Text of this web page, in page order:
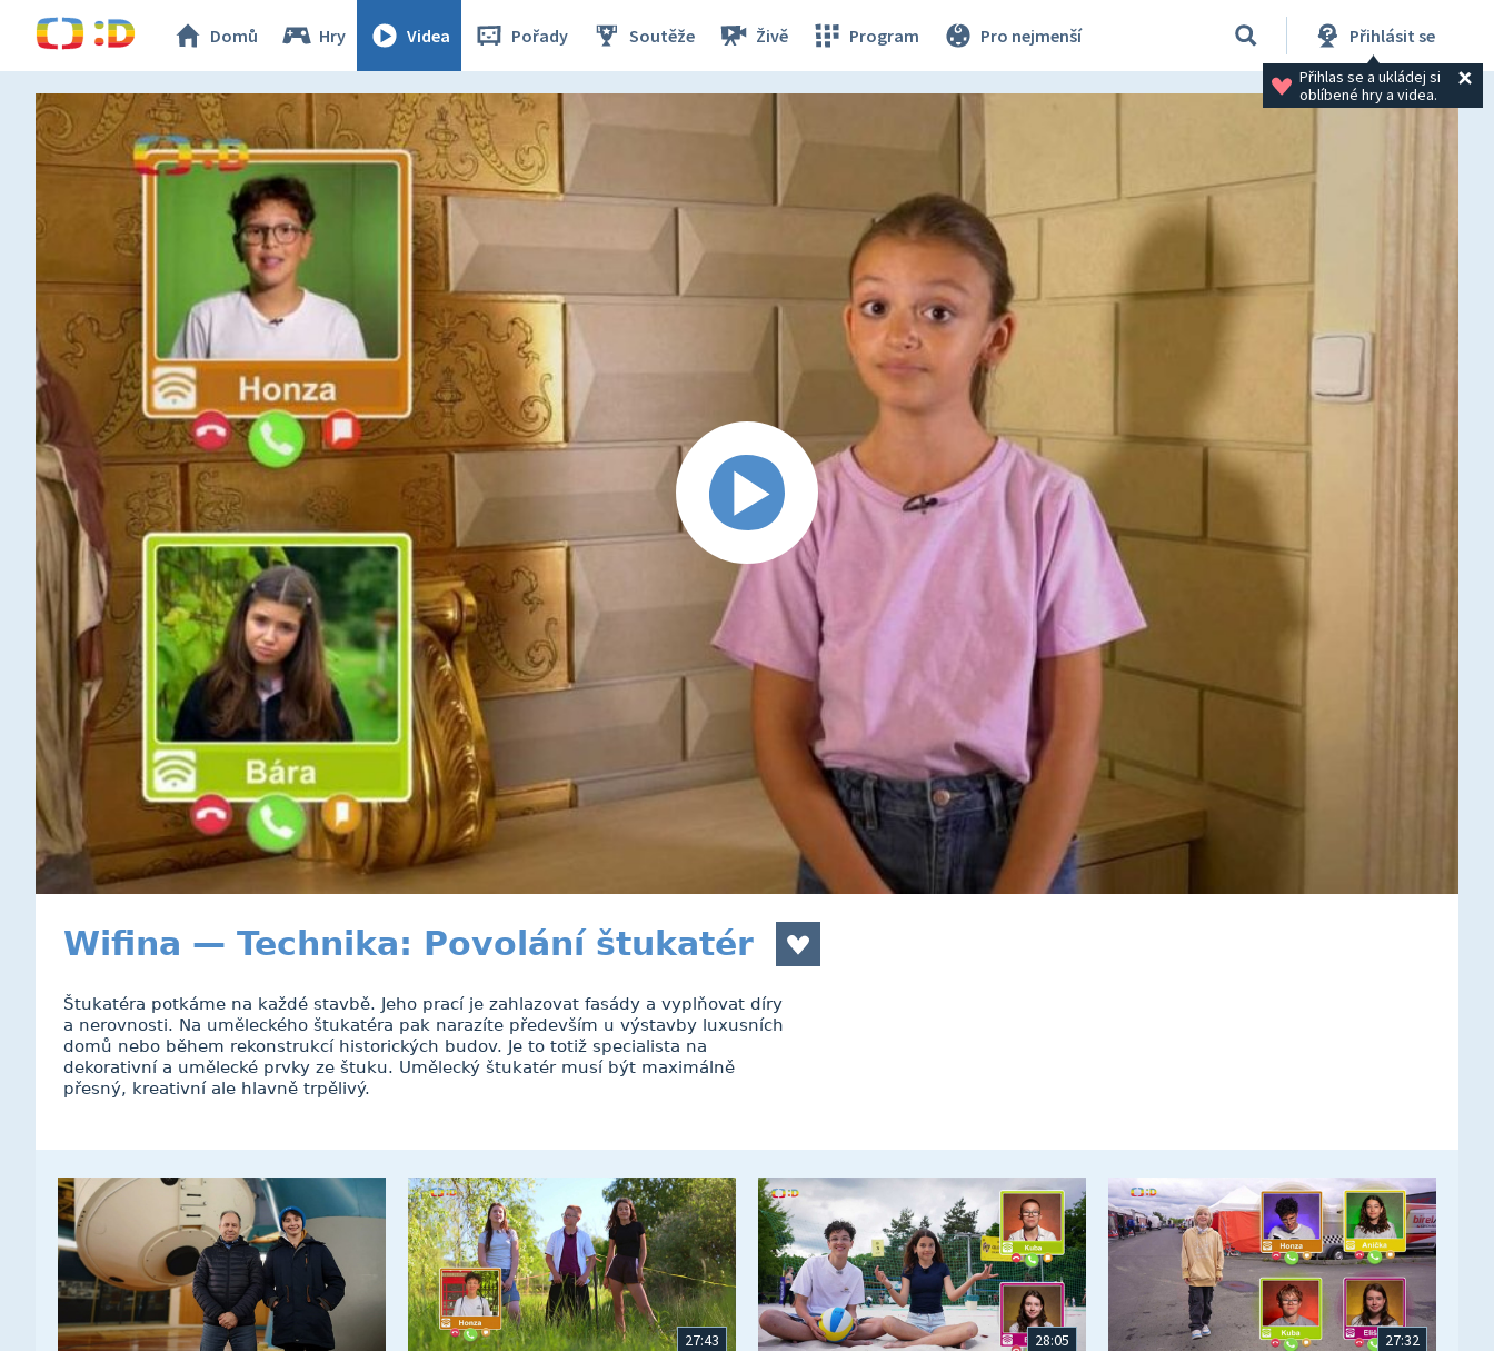
Domů Hry Videa Pořady Soutěže Živě Program Pro nejmenší Přihlásit se
Přihlas se a ukládej si
oblíbené hry a videa.
Wifina — Technika: Povolání štukatér
Štukatéra potkáme na každé stavbě. Jeho prací je zahlazovat fasády a vyplňovat díry
a nerovnosti. Na uměleckého štukatéra pak narazíte především u výstavby luxusních
domů nebo během rekonstrukcí historických budov. Je to totiž specialista na
dekorativní a umělecké prvky ze štuku. Umělecký štukatér musí být maximálně
přesný, kreativní ale hlavně trpělivý.
27:43 28:05 27:32